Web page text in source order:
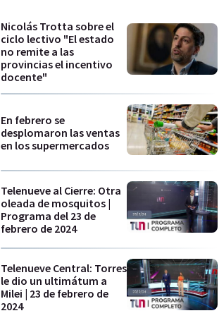
Nicolás Trotta sobre el
ciclo lectivo "El estado
no remite a las
provincias el incentivo
docente"
En febrero se
desplomaron las ventas
en los supermercados
Telenueve al Cierre: Otra
oleada de mosquitos |
Programa del 23 de
febrero de 2024
Telenueve Central: Torres
le dio un ultimátum a
Milei | 23 de febrero de
2024